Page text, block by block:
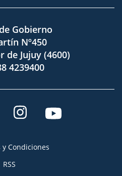
Gobierno
Nº450
de Jujuy (4600)
4239400
Condiciones
RSS